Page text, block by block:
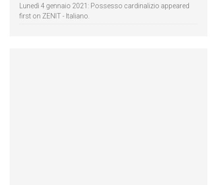
Lunedì 4 gennaio 2021: Possesso cardinalizio appeared
first on ZENIT - Italiano.